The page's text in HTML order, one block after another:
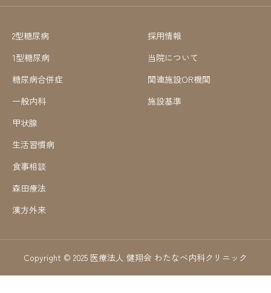
2型糖尿病
1型糖尿病
糖尿病合併症
一般内科
甲状腺
生活習慣病
食事相談
森田療法
漢方外来
採用情報
当院について
関連施設OR機関
施設基準
Copyright © 2025 医療法人 健翔会 わたなべ内科クリニック